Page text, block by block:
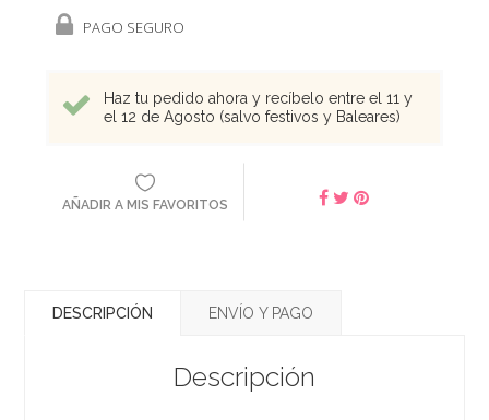
PAGO SEGURO
Haz tu pedido ahora y recíbelo entre el 11 y
el 12 de Agosto (salvo festivos y Baleares)
AÑADIR A MIS FAVORITOS
DESCRIPCIÓN ENVÍO Y PAGO
Descripción